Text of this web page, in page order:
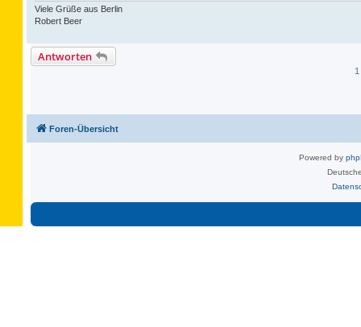
Viele Grüße aus Berlin
Robert Beer
Antworten
Foren-Übersicht
Powered by